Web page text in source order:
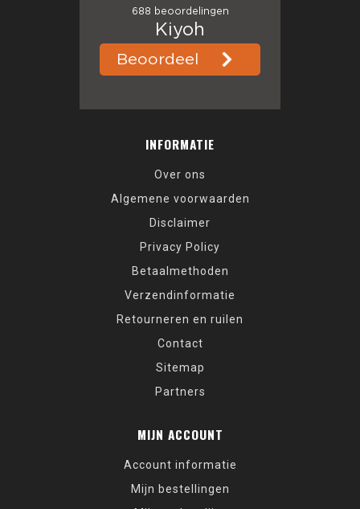
INFORMATIE
Over ons
Algemene voorwaarden
Disclaimer
Privacy Policy
Betaalmethoden
Verzendinformatie
Retourneren en ruilen
Contact
Sitemap
Partners
MIJN ACCOUNT
Account informatie
Mijn bestellingen